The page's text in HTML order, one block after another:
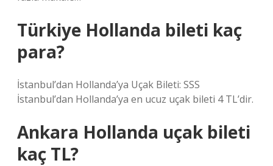
Türkiye Hollanda bileti kaç
para?
İstanbul’dan Hollanda’ya Uçak Bileti: SSS
İstanbul’dan Hollanda’ya en ucuz uçak bileti 4 TL’dir.
Ankara Hollanda uçak bileti
kaç TL?